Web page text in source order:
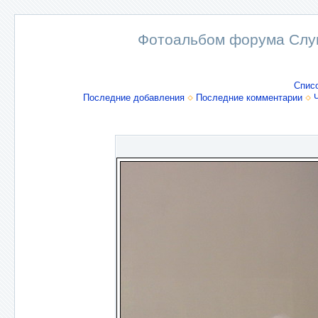
Фотоальбом форума
Последние добавления
Последние комментарии